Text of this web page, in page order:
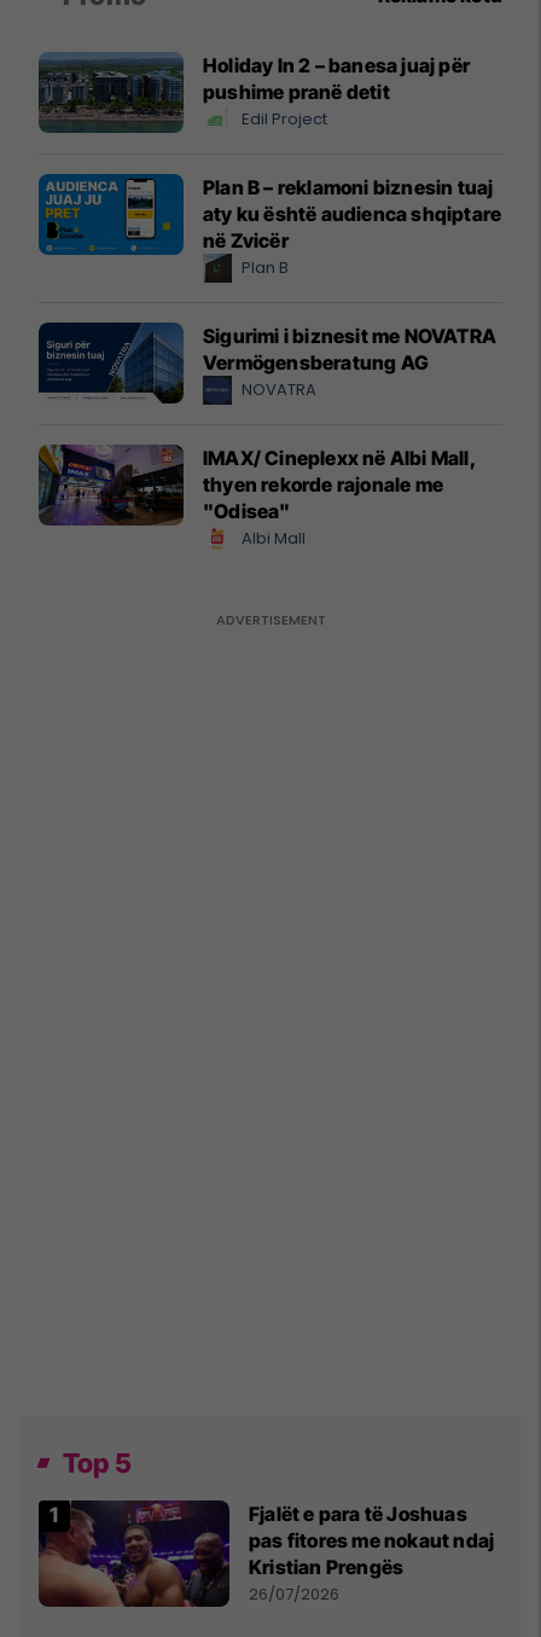
Holiday In 2 – banesa juaj për
pushime pranë detit
Edil Project
Plan B – reklamoni biznesin tuaj
aty ku është audienca shqiptare
në Zvicër
Plan B
Sigurimi i biznesit me NOVATRA
Vermögensberatung AG
NOVATRA
IMAX/ Cineplexx në Albi Mall,
thyen rekorde rajonale me
"Odisea"
Albi Mall
Top 5
Fjalët e para të Joshuas
pas fitores me nokaut ndaj
Kristian Prengës
26/07/2026